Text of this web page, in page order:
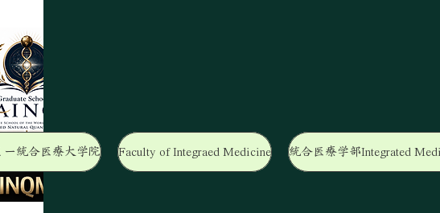
統合医療大学院 Faculty of Integraed Medicine 統合医療学部Integrated